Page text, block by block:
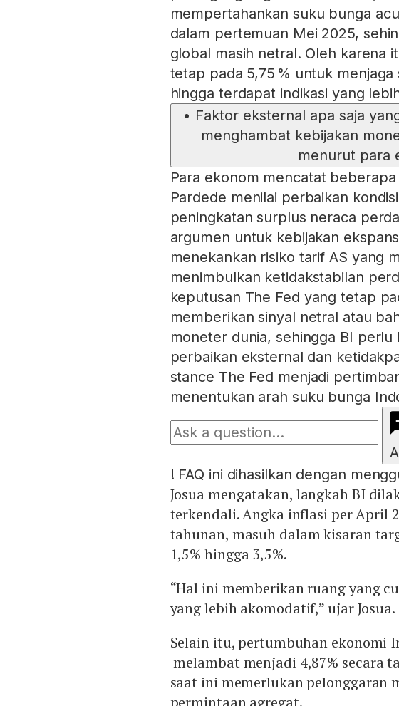
mempertahankan suku bunga
dalam pertemuan Mei 2025,
global masih netral. Oleh karena
tetap pada 5,75 % untuk
hingga terdapat indikasi yang
• Faktor eksternal apa saja
menghambat kebijakan
menurut para
Para ekonom mencatat
Pardede menilai perbaikan
peningkatan surplus neraca
argumen untuk kebijakan
menekankan risiko tarif AS yang
menimbulkan ketidakstabilan
keputusan The Fed yang tetap
memberikan sinyal netral atau
moneter dunia, sehingga BI
perbaikan eksternal dan
stance The Fed menjadi
menentukan arah suku bunga
! FAQ ini dihasilkan dengan
Josua mengatakan, langkah BI
terkendali. Angka inflasi per April
tahunan, masuh dalam kisaran
1,5% hingga 3,5%.
“Hal ini memberikan ruang yang
yang lebih akomodatif,” ujar Josua.
Selain itu, pertumbuhan ekonomi
melambat menjadi 4,87% secara
saat ini memerlukan pelonggaran